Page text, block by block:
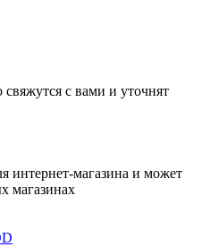
с вами и уточнят
интернет-магазина и может
магазинах